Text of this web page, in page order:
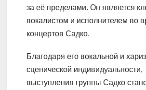
за её пределами. Он является
вокалистом и исполнителем во
концертов Садко.
Благодаря его вокальной и
сценической индивидуальности,
выступления группы Садко